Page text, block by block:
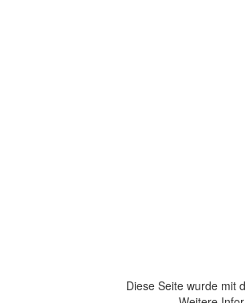
copyright 2023 by Radio
Diese Seite wurde mit